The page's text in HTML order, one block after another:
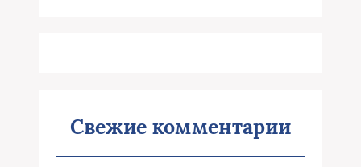
Свежие комментарии